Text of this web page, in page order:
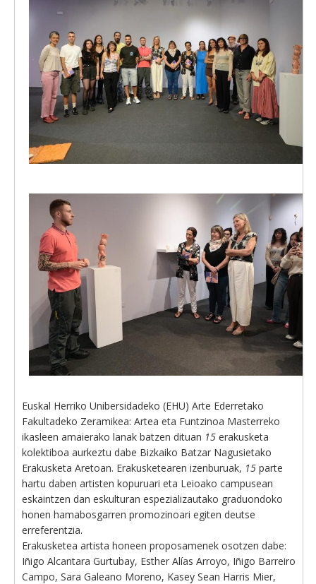
Euskal Herriko Unibersidadeko (EHU) Arte Ederretako
Fakultadeko Zeramikea: Artea eta Funtzinoa Masterreko
ikasleen amaierako lanak batzen dituan 15 erakusketa
kolektiboa aurkeztu dabe Bizkaiko Batzar Nagusietako
Erakusketa Aretoan. Erakusketearen izenburuak, 15 parte
hartu daben artisten kopuruari eta Leioako campusean
eskaintzen dan eskulturan espezializautako graduondoko
honen hamabosgarren promozinoari egiten deutse
erreferentzia.
Erakusketea artista honeen proposamenek osotzen dabe:
Iñigo Alcantara Gurtubay, Esther Alías Arroyo, Iñigo Barreiro
Campo, Sara Galeano Moreno, Kasey Sean Harris Mier,